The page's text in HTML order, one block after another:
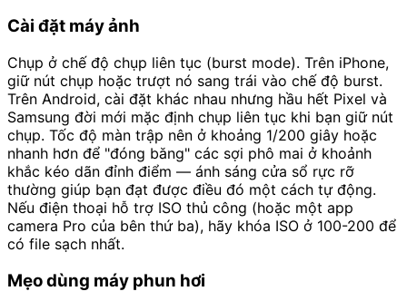
Cài đặt máy ảnh
Chụp ở chế độ chụp liên tục (burst mode). Trên iPhone,
giữ nút chụp hoặc trượt nó sang trái vào chế độ burst.
Trên Android, cài đặt khác nhau nhưng hầu hết Pixel và
Samsung đời mới mặc định chụp liên tục khi bạn giữ nút
chụp. Tốc độ màn trập nên ở khoảng 1/200 giây hoặc
nhanh hơn để "đóng băng" các sợi phô mai ở khoảnh
khắc kéo dãn đỉnh điểm — ánh sáng cửa sổ rực rỡ
thường giúp bạn đạt được điều đó một cách tự động.
Nếu điện thoại hỗ trợ ISO thủ công (hoặc một app
camera Pro của bên thứ ba), hãy khóa ISO ở 100-200 để
có file sạch nhất.
Mẹo dùng máy phun hơi